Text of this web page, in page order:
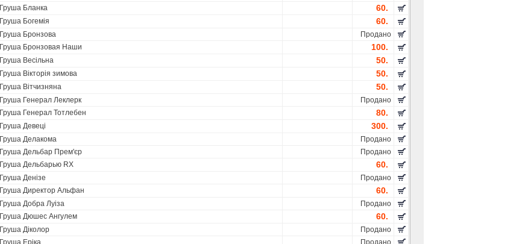
Груша Бланка 60.
Груша Богемія 60.
Груша Бронзова
Продано
Груша Бронзовая Наши 100.
Груша Весільна 50.
Груша Вікторія зимова 50.
Груша Вітчизняна 50.
Груша Генерал Леклерк
Продано
Груша Генерал Тотлебен 80.
Груша Девеці 300.
Груша Делакома
Продано
Груша Дельбар Прем'єр
Продано
Груша Дельбарью RX 60.
Груша Денізе
Продано
Груша Директор Альфан 60.
Груша Добра Луіза
Продано
Груша Дюшес Ангулем 60.
Груша Діколор
Продано
Груша Еріка
Продано